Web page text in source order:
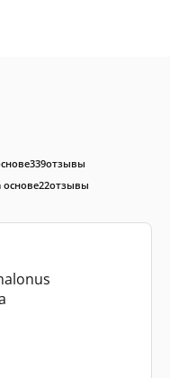
339отзывы
основе22отзывы